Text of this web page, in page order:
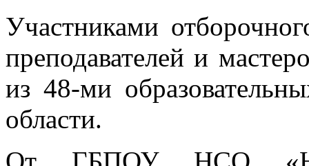
Участниками
преподавателей и
из 48-ми
области.